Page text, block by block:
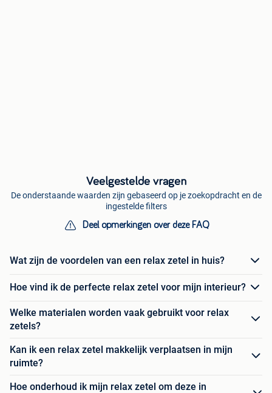
Veelgestelde vragen
De onderstaande waarden zijn gebaseerd op je zoekopdracht en de
ingestelde filters
Deel opmerkingen over deze FAQ
Wat zijn de voordelen van een relax zetel in huis?
Hoe vind ik de perfecte relax zetel voor mijn interieur?
Welke materialen worden vaak gebruikt voor relax
zetels?
Kan ik een relax zetel makkelijk verplaatsen in mijn
ruimte?
Hoe onderhoud ik mijn relax zetel om deze in